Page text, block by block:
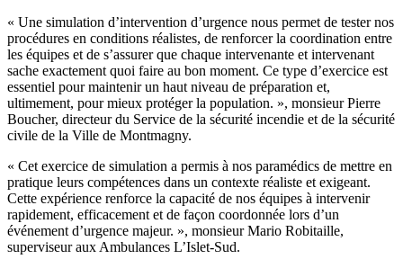
« Une simulation d’intervention d’urgence nous permet de tester nos
procédures en conditions réalistes, de renforcer la coordination entre
les équipes et de s’assurer que chaque intervenante et intervenant
sache exactement quoi faire au bon moment. Ce type d’exercice est
essentiel pour maintenir un haut niveau de préparation et,
ultimement, pour mieux protéger la population. », monsieur Pierre
Boucher, directeur du Service de la sécurité incendie et de la sécurité
civile de la Ville de Montmagny.
« Cet exercice de simulation a permis à nos paramédics de mettre en
pratique leurs compétences dans un contexte réaliste et exigeant.
Cette expérience renforce la capacité de nos équipes à intervenir
rapidement, efficacement et de façon coordonnée lors d’un
événement d’urgence majeur. », monsieur Mario Robitaille,
superviseur aux Ambulances L’Islet-Sud.